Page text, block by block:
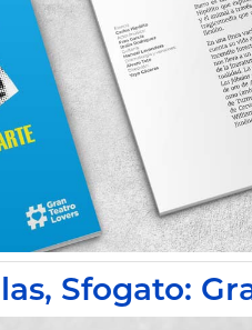
Sfogato: